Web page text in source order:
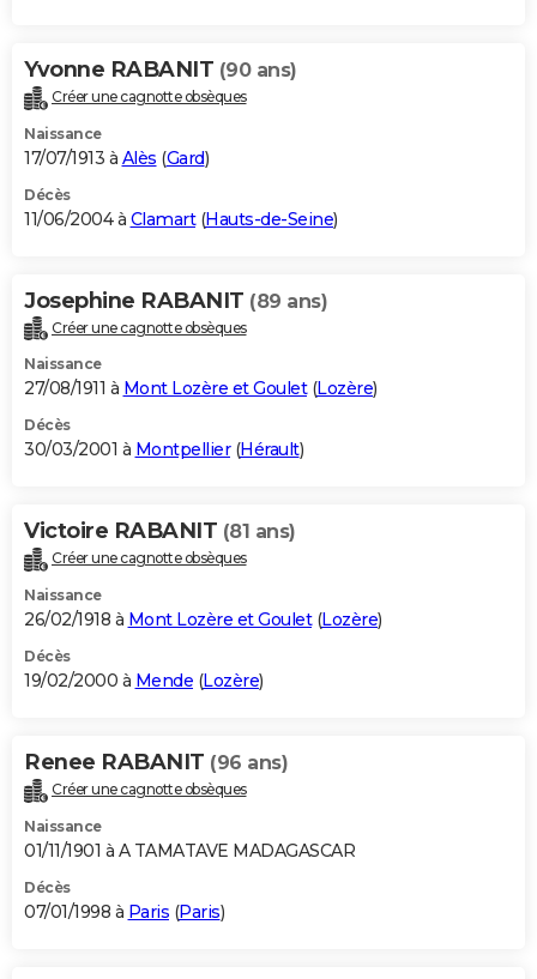
Yvonne RABANIT (90 ans)
Créer une cagnotte obsèques
Naissance
17/07/1913 à Alès (Gard)
Décès
11/06/2004 à Clamart(Hauts-de-Seine)
Josephine RABANIT (89 ans)
Créer une cagnotte obsèques
Naissance
27/08/1911 à Mont Lozère et Goulet(Lozère)
Décès
30/03/2001 à Montpellier(Hérault)
Victoire RABANIT (81 ans)
Créer une cagnotte obsèques
Naissance
26/02/1918 à Mont Lozère et Goulet(Lozère)
Décès
19/02/2000 à Mende (Lozère)
Renee RABANIT (96 ans)
Créer une cagnotte obsèques
Naissance
01/11/1901 à A TAMATAVE MADAGASCAR
Décès
07/01/1998 à Paris (Paris)